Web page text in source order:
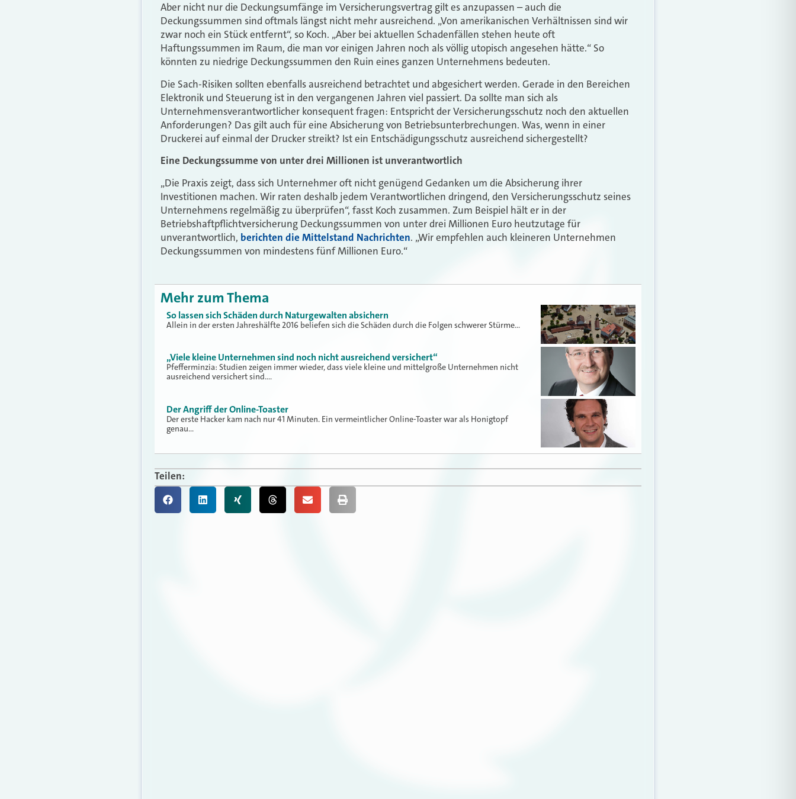
Aber nicht nur die Deckungsumfänge im Versicherungsvertrag gilt es anzupassen – auch die
Deckungssummen sind oftmals längst nicht mehr ausreichend. „Von amerikanischen Verhältnissen sind wir
zwar noch ein Stück entfernt“, so Koch. „Aber bei aktuellen Schadenfällen stehen heute oft
Haftungssummen im Raum, die man vor einigen Jahren noch als völlig utopisch angesehen hätte.“ So
könnten zu niedrige Deckungssummen den Ruin eines ganzen Unternehmens bedeuten.
Die Sach-Risiken sollten ebenfalls ausreichend betrachtet und abgesichert werden. Gerade in den Bereichen
Elektronik und Steuerung ist in den vergangenen Jahren viel passiert. Da sollte man sich als
Unternehmensverantwortlicher konsequent fragen: Entspricht der Versicherungsschutz noch den aktuellen
Anforderungen? Das gilt auch für eine Absicherung von Betriebsunterbrechungen. Was, wenn in einer
Druckerei auf einmal der Drucker streikt? Ist ein Entschädigungsschutz ausreichend sichergestellt?
Eine Deckungssumme von unter drei Millionen ist unverantwortlich
„Die Praxis zeigt, dass sich Unternehmer oft nicht genügend Gedanken um die Absicherung ihrer
Investitionen machen. Wir raten deshalb jedem Verantwortlichen dringend, den Versicherungsschutz seines
Unternehmens regelmäßig zu überprüfen“, fasst Koch zusammen. Zum Beispiel hält er in der
Betriebshaftpflichtversicherung Deckungssummen von unter drei Millionen Euro heutzutage für
unverantwortlich, berichten die Mittelstand Nachrichten. „Wir empfehlen auch kleineren Unternehmen
Deckungssummen von mindestens fünf Millionen Euro.“
Mehr zum Thema
So lassen sich Schäden durch Naturgewalten absichern
Allein in der ersten Jahreshälfte 2016 beliefen sich die Schäden durch die Folgen schwerer Stürme…
„Viele kleine Unternehmen sind noch nicht ausreichend versichert“
Pfefferminzia: Studien zeigen immer wieder, dass viele kleine und mittelgroße Unternehmen nicht
ausreichend versichert sind.…
Der Angriff der Online-Toaster
Der erste Hacker kam nach nur 41 Minuten. Ein vermeintlicher Online-Toaster war als Honigtopf
genau…
Teilen: